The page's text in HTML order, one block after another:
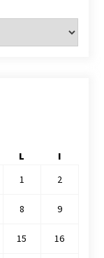
L
I
1
2
8 9
15 16